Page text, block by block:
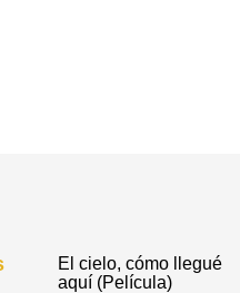
El cielo, cómo llegué
aquí (Película)